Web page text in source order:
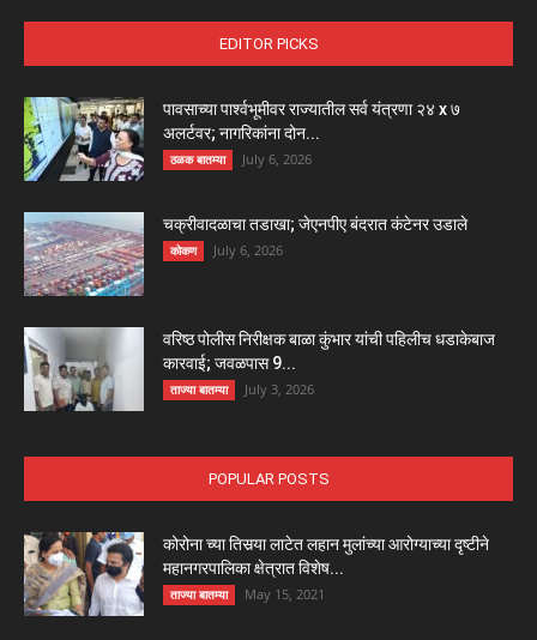
EDITOR PICKS
पावसाच्या पार्श्वभूमीवर राज्यातील सर्व यंत्रणा २४ x ७
अलर्टवर; नागरिकांना दोन...
ठळक बातम्या July 6, 2026
चक्रीवादळाचा तडाखा; जेएनपीए बंदरात कंटेनर उडाले
कोकण July 6, 2026
वरिष्ठ पोलीस निरीक्षक बाळा कुंभार यांची पहिलीच धडाकेबाज
कारवाई; जवळपास 9...
ताज्या बातम्या July 3, 2026
POPULAR POSTS
कोरोना च्या तिसर्‍या लाटेत लहान मुलांच्या आरोग्याच्या दृष्टीने
महानगरपालिका क्षेत्रात विशेष...
ताज्या बातम्या May 15, 2021